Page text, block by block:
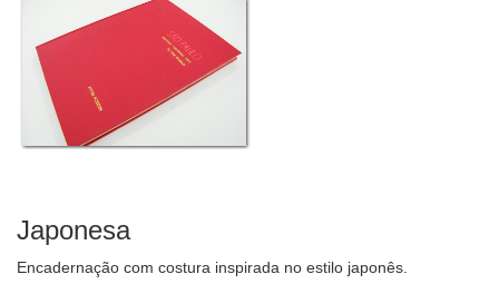
Japonesa
Encadernação com costura inspirada no estilo japonês.